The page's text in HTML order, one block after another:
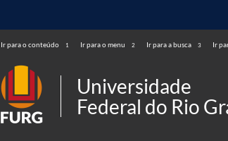
Ir para o conteúdo 1 Ir para o menu 2 Ir para a busca 3 Ir
Universidade
Federal do Rio